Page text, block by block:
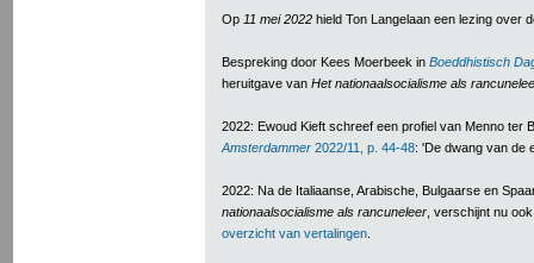
Op 11 mei 2022 hield Ton Langelaan een lezing over
Bespreking door Kees Moerbeek in Boeddhistisch
heruitgave van Het nationaalsocialisme als
2022: Ewoud Kieft schreef een profiel van Menno ter
Amsterdammer 2022/11, p. 44-48: 'De dwang van de
2022: Na de Italiaanse, Arabische, Bulgaarse en
nationaalsocialisme als rancuneleer , verschijnt nu
overzicht van vertalingen